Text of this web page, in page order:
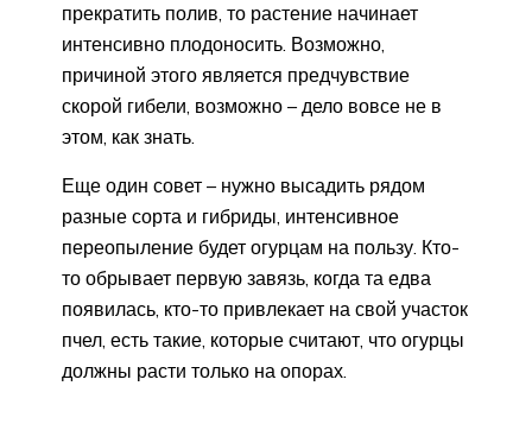
прекратить полив, то растение начинает
интенсивно плодоносить. Возможно,
причиной этого является предчувствие
скорой гибели, возможно – дело вовсе не в
этом, как знать.
Еще один совет – нужно высадить рядом
разные сорта и гибриды, интенсивное
переопыление будет огурцам на пользу. Кто-
то обрывает первую завязь, когда та едва
появилась, кто-то привлекает на свой участок
пчел, есть такие, которые считают, что огурцы
должны расти только на опорах.